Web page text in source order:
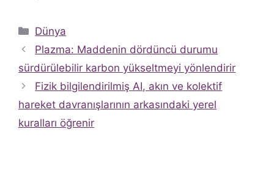
Kategoriler
Dünya
Plazma: Maddenin dördüncü durumu
sürdürülebilir karbon yükseltmeyi yönlendirir
Fizik bilgilendirilmiş AI, akın ve kolektif
hareket davranışlarının arkasındaki yerel
kuralları öğrenir